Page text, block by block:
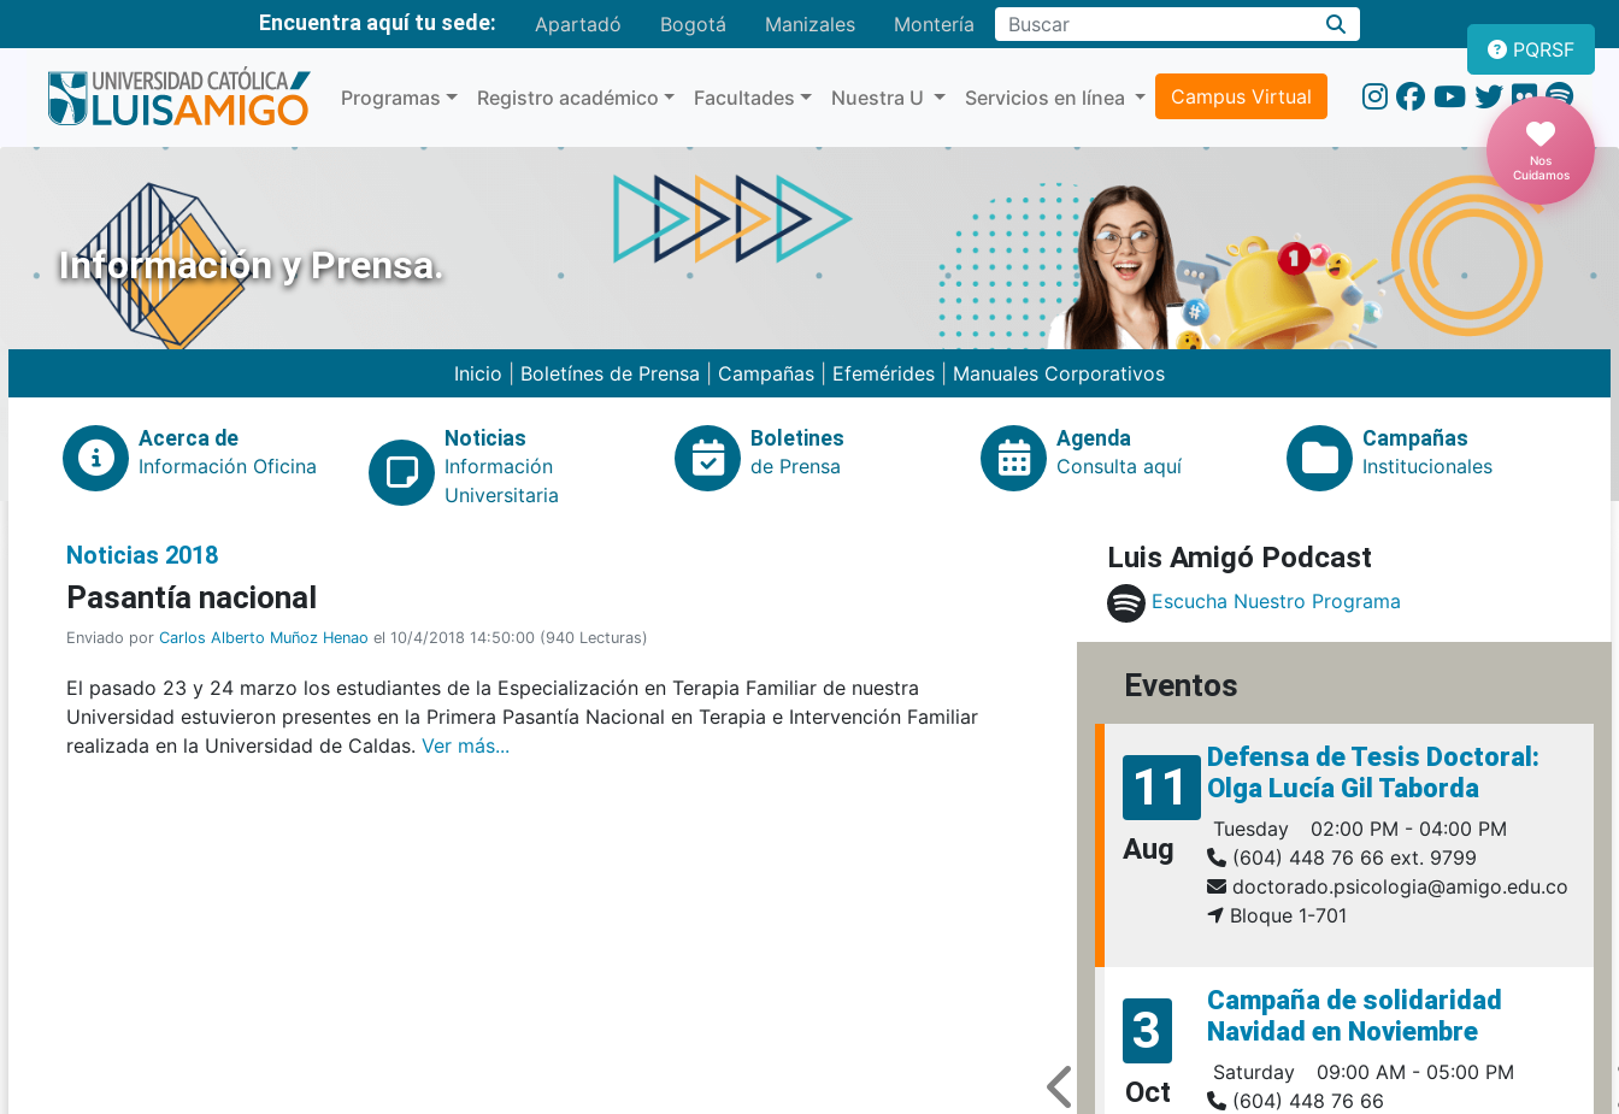
Encuentra aquí tu sede: Apartadó Bogotá Manizales MonteríaBuscar
Programas Registro académico Facultades Nuestra U Servicios en línea Campus Virtual
PQRSF
Nos
Cuidamos
Información y Prensa.
Inicio Boletínes de Prensa Campañas Efemérides Manuales Corporativos
Acerca de
Información Oficina
Noticias
Información
Universitaria
Boletines
de Prensa
Agenda
Consulta aquí
Campañas
Institucionales
Noticias 2018
Pasantía nacional
Enviado por Carlos Alberto Muñoz Henao el 10/4/2018 14:50:00 (940 Lecturas)
El pasado 23 y 24 marzo los estudiantes de la Especialización en Terapia Familiar de nuestra
Universidad estuvieron presentes en la Primera Pasantía Nacional en Terapia e Intervención Familiar
realizada en la Universidad de Caldas. Ver más...
Luis Amigó Podcast
Escucha Nuestro Programa
Eventos
11
Aug
Defensa de Tesis Doctoral:
Olga Lucía Gil Taborda
Tuesday
02:00 PM - 04:00 PM
(604) 448 76 66 ext. 9799
doctorado.psicologia@amigo.edu.co
Bloque 1-701
3
Oct
Campaña de solidaridad
Navidad en Noviembre
Saturday
09:00 AM - 05:00 PM
(604) 448 76 66